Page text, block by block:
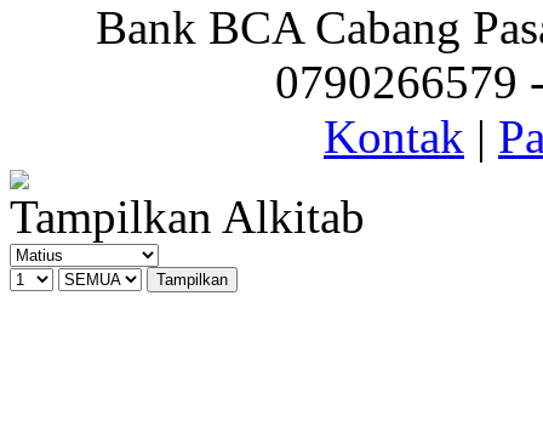
Bank BCA Cabang
0790266579
Kontak |
Tampilkan Alkitab